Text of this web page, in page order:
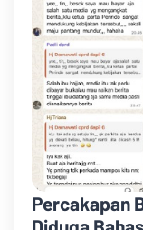
Percakapan